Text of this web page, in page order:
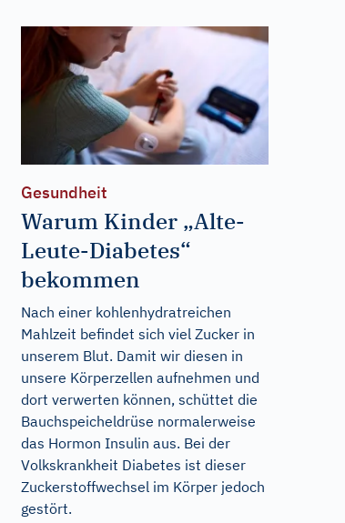
Gesundheit
Warum Kinder „Alte-
Leute-Diabetes“
bekommen
Nach einer kohlenhydratreichen
Mahlzeit befindet sich viel Zucker in
unserem Blut. Damit wir diesen in
unsere Körperzellen aufnehmen und
dort verwerten können, schüttet die
Bauchspeicheldrüse normalerweise
das Hormon Insulin aus. Bei der
Volkskrankheit Diabetes ist dieser
Zuckerstoffwechsel im Körper jedoch
gestört.